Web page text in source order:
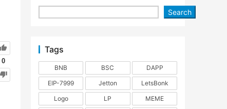
0
Search
Tags
BNB BSC
DAPP
EIP-7999
Jetton
LetsBonk
Logo
LP
MEME